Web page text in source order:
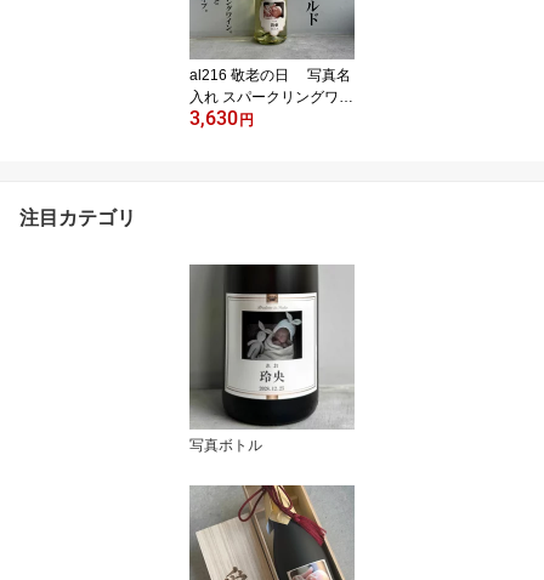
al216 敬老の日 写真名
入れ スパークリングワイ
ン ウィッシュゴールド
3,630円
注目カテゴリ
写真ボトル